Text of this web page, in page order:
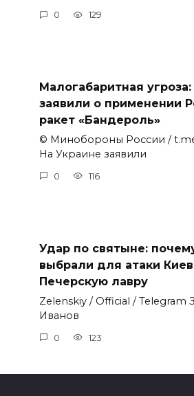
0 129
Малогабаритная
заявили о применении
ракет «Бандероль»
© Минобороны России /
На Украине заявили
0 116
Удар по святыне:
выбрали для атаки
Печерскую лавру
Zеlеnskiу / Оfficiаl /
Иванов
0 123